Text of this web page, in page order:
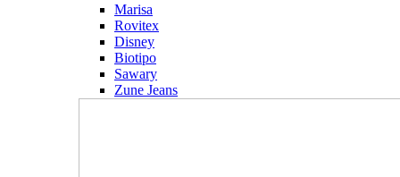
Marisa
Rovitex
Disney
Biotipo
Sawary
Zune Jeans